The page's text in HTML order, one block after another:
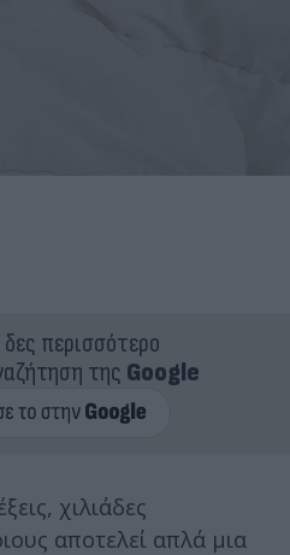
δες περισσότερο
της Google
χιλιάδες
αποτελεί απλά μια